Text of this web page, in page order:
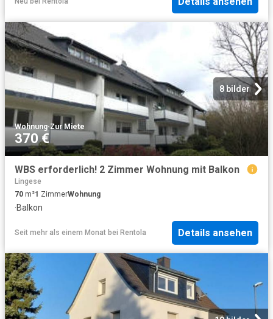
8 bilder
Wohnung·Zur Miete
370 €
WBS erforderlich! 2 Zimmer Wohnung mit Balkon
Lingese
70 m²1 ZimmerWohnung
·Balkon
Seit mehr als einem Monat bei Rentola Details ansehen